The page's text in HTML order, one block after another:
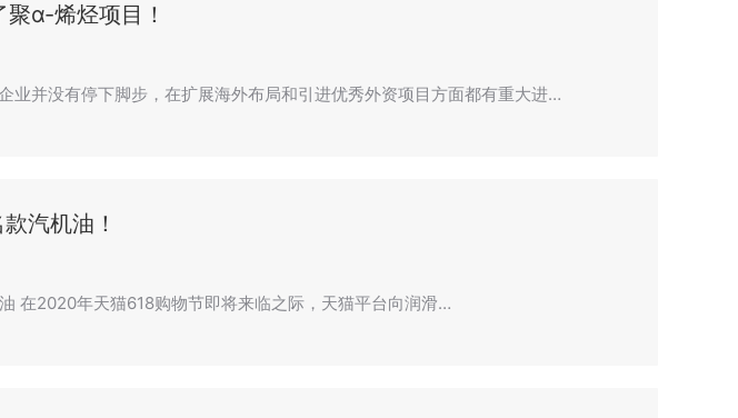
α-烯烃项目！
业并没有停下脚步，在扩展海外布局和引进优秀外资项目方面都有重大进…
汽机油！
在2020年天猫618购物节即将来临之际，天猫平台向润滑…